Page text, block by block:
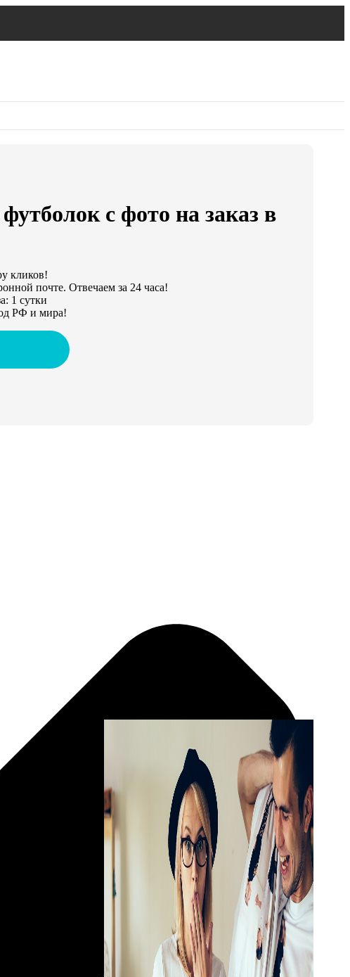
с фото на заказ в
кликов!
почте. Отвечаем за 24 часа!
1 сутки
РФ и мира!